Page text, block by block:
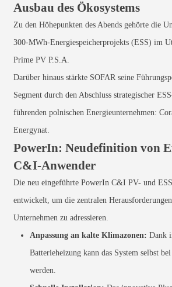
Ausbau des Ökosystems
Zu den Höhepunkten des Abends gehörte die
300-MWh-Energiespeicherprojekts (ESS) im
Prime PV P.S.A.
Darüber hinaus stärkte SOFAR seine
Segment durch den Abschluss strategischer
führenden polnischen Energieunternehmen:
Energynat.
PowerIn: Neudefinition von
C&I-Anwender
Die neu eingeführte PowerIn C&I PV- und
entwickelt, um die zentralen
Unternehmen zu adressieren.
Anpassung an kalte Klimazonen: Dank
Batterieheizung kann das System selbst
werden.